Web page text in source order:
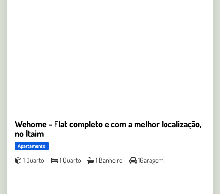
Wehome - Flat completo e com a melhor localização,
no Itaim
Apartamento
1 Quarto 1 Quarto 1 Banheiro 1Garagem